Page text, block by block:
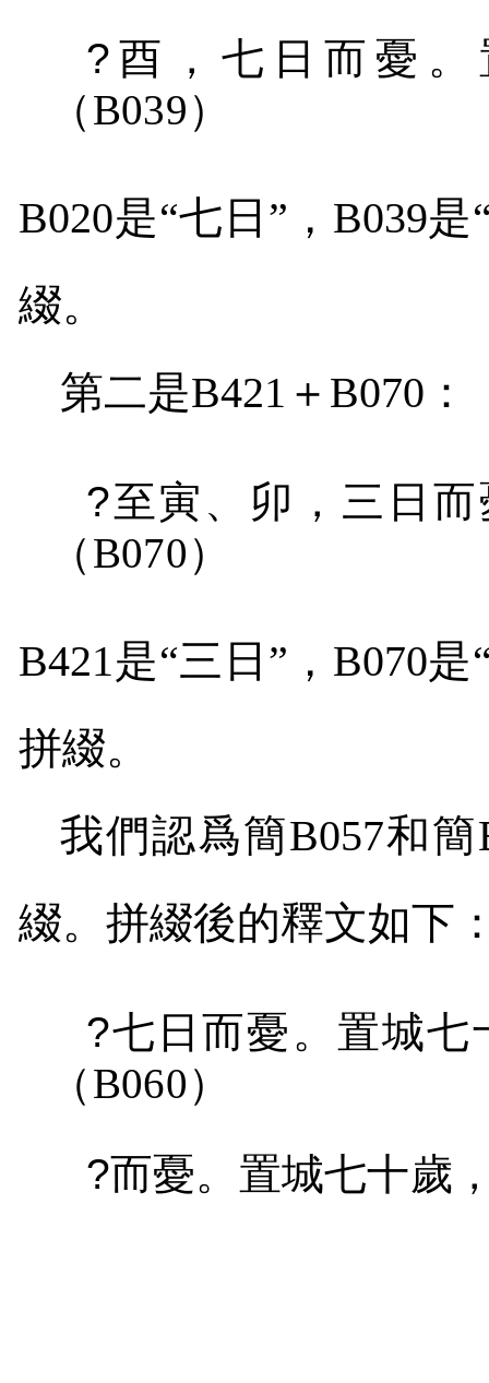
? 酉，七日而憂
（B039）
B020是“七日”， B039是
綴。
第二是B421 ＋ B070 ：
?至寅、卯，三日
（B070）
B421是“三日”， B070是
拼綴。
我們認爲簡B057和簡
綴。拼綴後的釋文如下
?七日而憂。置城七
（B060）
?而憂。置城七十歲